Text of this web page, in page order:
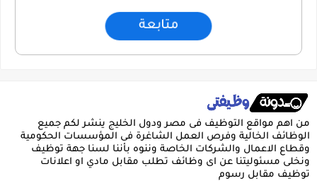
متابعة
من اهم مواقع التوظيف فى مصر ودول الخليج ينشر لكم جميع
الوظائف الخالية وفرص العمل الشاغرة فى المؤسسات الحكومية
وقطاع الاعمال والشركات الخاصة وننوه بأننا لسنا جهة توظيف
ونخلى مسئوليتنا عن اى وظائف تطلب مقابل مادي او اعلانات
توظيف مقابل رسوم